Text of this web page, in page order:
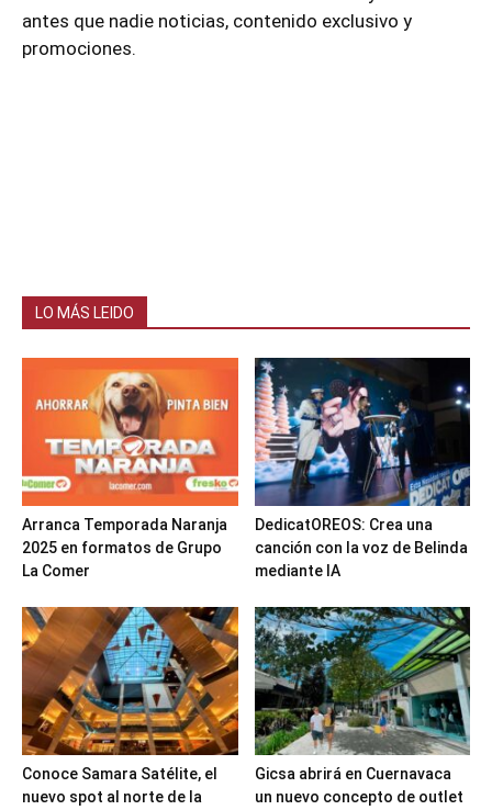
antes que nadie noticias, contenido exclusivo y
promociones.
LO MÁS LEIDO
Arranca Temporada Naranja
2025 en formatos de Grupo
La Comer
DedicatOREOS: Crea una
canción con la voz de Belinda
mediante IA
Conoce Samara Satélite, el
nuevo spot al norte de la
Gicsa abrirá en Cuernavaca
un nuevo concepto de outlet